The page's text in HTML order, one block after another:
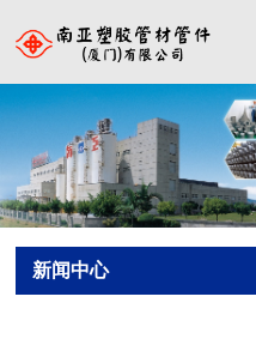
新闻中心